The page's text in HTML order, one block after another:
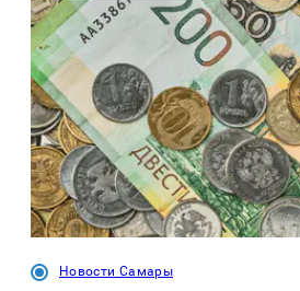
Новости Самары